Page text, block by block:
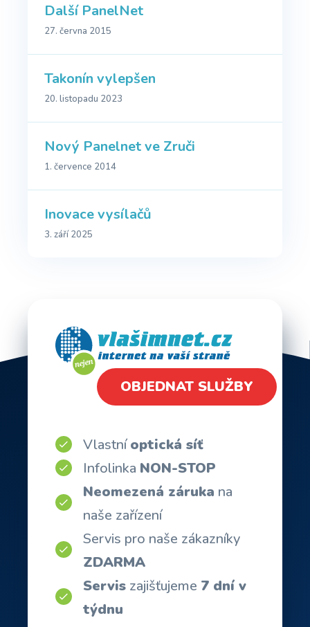
Další PanelNet
27. června 2015
Takonín vylepšen
20. listopadu 2023
Nový Panelnet ve Zruči
1. července 2014
Inovace vysílačů
3. září 2025
OBJEDNAT SLUŽBY
Vlastníoptická síť
Infolinka NON-STOP
Neomezená záruka na
naše zařízení
Servis pro naše zákazníky
ZDARMA
Servis zajišťujeme 7 dní v
týdnu